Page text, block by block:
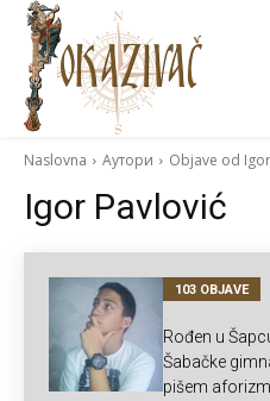
Naslovna Аутори Objave od
Igor Pavlović
103 OBJAVE
Rođen u
Šabačke
pišem